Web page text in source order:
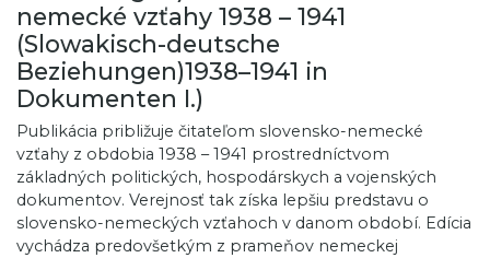
nemecké vzťahy 1938 – 1941
(Slowakisch-deutsche
Beziehungen)1938–1941 in
Dokumenten I.)
Publikácia približuje čitateľom slovensko-nemecké
vzťahy z obdobia 1938 – 1941 prostredníctvom
základných politických, hospodárskych a vojenských
dokumentov. Verejnosť tak získa lepšiu predstavu o
slovensko-nemeckých vzťahoch v danom období. Edícia
vychádza predovšetkým z prameňov nemeckej